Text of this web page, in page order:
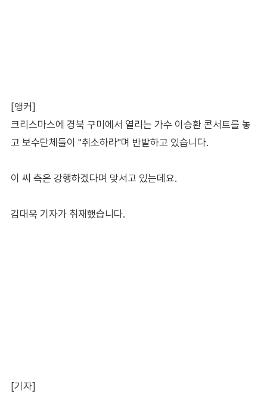
[앵커]
크리스마스에 경북 구미에서 열리는 가수 이승환 콘서트를 놓
고 보수단체들이 "취소하라"며 반발하고 있습니다.
이 씨 측은 강행하겠다며 맞서고 있는데요.
김대욱 기자가 취재했습니다.
[기자]